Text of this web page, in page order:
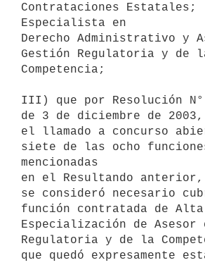
Contrataciones Estatales;
Especialista en
Derecho Administrativo y
Gestión Regulatoria y de
Competencia;
III) que por Resolución N°
de 3 de diciembre de
el llamado a concurso
siete de las ocho
mencionadas
en el Resultando anterior,
se consideró necesario
función contratada de Alta
Especialización de Asesor
Regulatoria y de la
que quedó expresamente